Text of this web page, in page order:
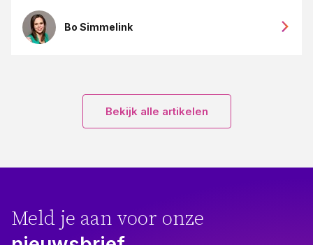
Bo Simmelink
Bekijk alle artikelen
Meld je aan voor onze